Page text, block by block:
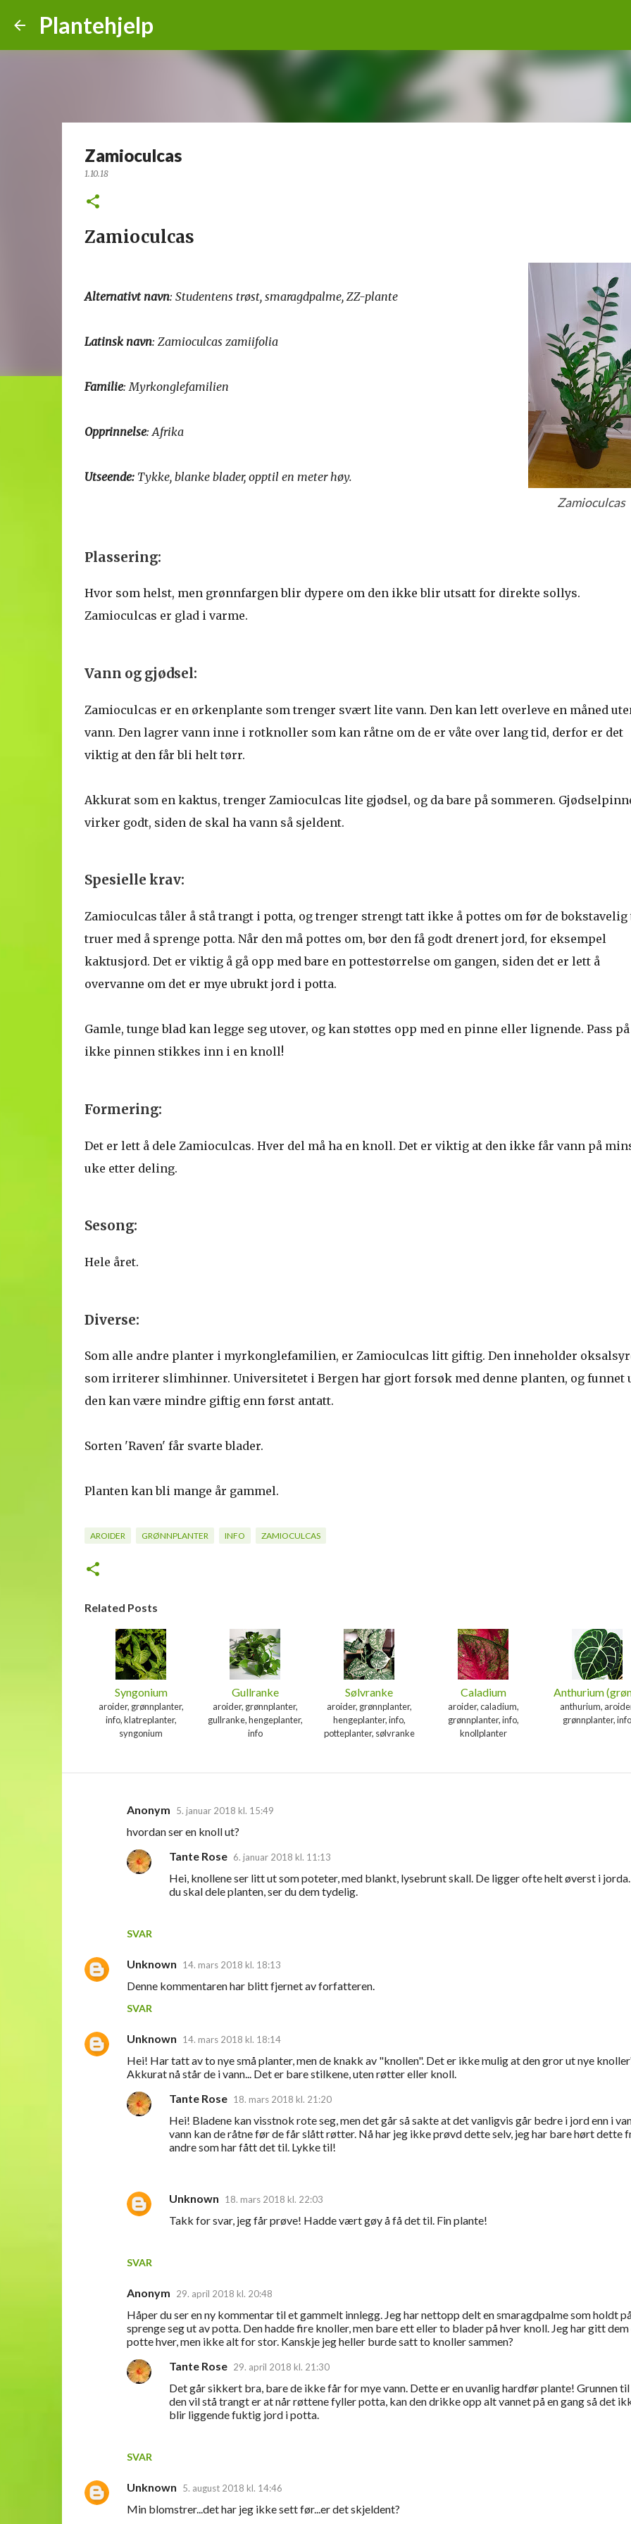
Plantehjelp
Zamioculcas
1.10.18
Zamioculcas
Zamioculcas
Alternativt navn: Studentens trøst, smaragdpalme, ZZ-plante
Latinsk navn: Zamioculcas zamiifolia
Familie: Myrkonglefamilien
Opprinnelse: Afrika
Utseende:Tykke, blanke blader, opptil en meter høy.
Plassering:
Hvor som helst, men grønnfargen blir dypere om den ikke blir utsatt for direkte sollys.
Zamioculcas er glad i varme.
Vann og gjødsel:
Zamioculcas er en ørkenplante som trenger svært lite vann. Den kan lett overleve en måned
vann. Den lagrer vann inne i rotknoller som kan råtne om de er våte over lang tid, derfor er det
viktig at den får bli helt tørr.
Akkurat som en kaktus, trenger Zamioculcas lite gjødsel, og da bare på sommeren.
virker godt, siden de skal ha vann så sjeldent.
Spesielle krav:
Zamioculcas tåler å stå trangt i potta, og trenger strengt tatt ikke å pottes om før de bokstavelig
truer med å sprenge potta. Når den må pottes om, bør den få godt drenert jord, for eksempel
kaktusjord. Det er viktig å gå opp med bare en pottestørrelse om gangen, siden det er lett å
overvanne om det er mye ubrukt jord i potta.
Gamle, tunge blad kan legge seg utover, og kan støttes opp med en pinne eller lignende. Pass
ikke pinnen stikkes inn i en knoll!
Formering:
Det er lett å dele Zamioculcas. Hver del må ha en knoll. Det er viktig at den ikke får vann på
uke etter deling.
Sesong:
Hele året.
Diverse:
Som alle andre planter i myrkonglefamilien, er Zamioculcas litt giftig. Den inneholder
som irriterer slimhinner. Universitetet i Bergen har gjort forsøk med denne planten, og funnet
den kan være mindre giftig enn først antatt.
Sorten 'Raven' får svarte blader.
Planten kan bli mange år gammel.
AROIDER GRØNNPLANTER INFO ZAMIOCULCAS
Related Posts
Syngonium
aroider, grønnplanter,
info, klatreplanter,
syngonium
Gullranke
aroider, grønnplanter,
gullranke, hengeplanter,
info
Sølvranke
aroider, grønnplanter,
hengeplanter, info,
potteplanter, sølvranke
Caladium
aroider, caladium,
grønnplanter, info,
knollplanter
Anthurium
anthurium,
grønnplanter, info
a
r
Anonym 5. januar 2018 kl. 15:49
hvordan ser en knoll ut?
SVAR
Tante Rose 6. januar 2018 kl. 11:13
Hei, knollene ser litt ut som poteter, med blankt, lysebrunt skall. De ligger ofte helt øverst i
du skal dele planten, ser du dem tydelig.
Unknown 14. mars 2018 kl. 18:13
Denne kommentaren har blitt fjernet av forfatteren.
SVAR
Unknown 14. mars 2018 kl. 18:14
Hei! Har tatt av to nye små planter, men de knakk av "knollen". Det er ikke mulig at den gror ut nye
Akkurat nå står de i vann... Det er bare stilkene, uten røtter eller knoll.
SVAR
Tante Rose 18. mars 2018 kl. 21:20
Hei! Bladene kan visstnok rote seg, men det går så sakte at det vanligvis går bedre i jord enn i
vann kan de råtne før de får slått røtter. Nå har jeg ikke prøvd dette selv, jeg har bare hørt dette
andre som har fått det til. Lykke til!
Unknown 18. mars 2018 kl. 22:03
Takk for svar, jeg får prøve! Hadde vært gøy å få det til. Fin plante!
Anonym 29. april 2018 kl. 20:48
Håper du ser en ny kommentar til et gammelt innlegg. Jeg har nettopp delt en smaragdpalme som holdt
sprenge seg ut av potta. Den hadde fire knoller, men bare ett eller to blader på hver knoll. Jeg har gitt dem
potte hver, men ikke alt for stor. Kanskje jeg heller burde satt to knoller sammen?
SVAR
Tante Rose 29. april 2018 kl. 21:30
Det går sikkert bra, bare de ikke får for mye vann. Dette er en uvanlig hardfør plante! Grunnen
den vil stå trangt er at når røttene fyller potta, kan den drikke opp alt vannet på en gang så det
blir liggende fuktig jord i potta.
Unknown 5. august 2018 kl. 14:46
Min blomstrer...det har jeg ikke sett før...er det skjeldent?